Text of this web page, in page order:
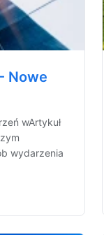
Nowe
wArtykuł
wydarzenia